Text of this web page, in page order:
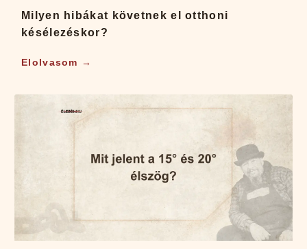
Milyen hibákat követnek el otthoni
késélezéskor?
Elolvasom →